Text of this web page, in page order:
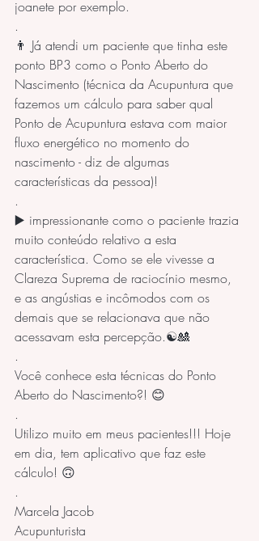
joanete por exemplo.
.
👨 Já atendi um paciente que tinha este
ponto BP3 como o Ponto Aberto do
Nascimento (técnica da Acupuntura que
fazemos um cálculo para saber qual
Ponto de Acupuntura estava com maior
fluxo energético no momento do
nascimento - diz de algumas
características da pessoa)!
.
▶️ impressionante como o paciente trazia
muito conteúdo relativo a esta
característica. Como se ele vivesse a
Clareza Suprema de raciocínio mesmo,
e as angústias e incômodos com os
demais que se relacionava que não
acessavam esta percepção.☯️🎎
.
Você conhece esta técnicas do Ponto
Aberto do Nascimento?! 😊
.
Utilizo muito em meus pacientes!!! Hoje
em dia, tem aplicativo que faz este
cálculo! 🙃
.
Marcela Jacob
Acupunturista